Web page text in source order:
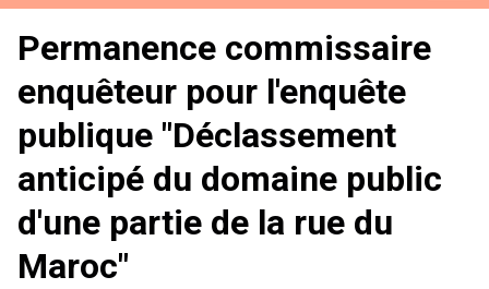
Permanence commissaire
enquêteur pour l'enquête
publique "Déclassement
anticipé du domaine public
d'une partie de la rue du
Maroc"